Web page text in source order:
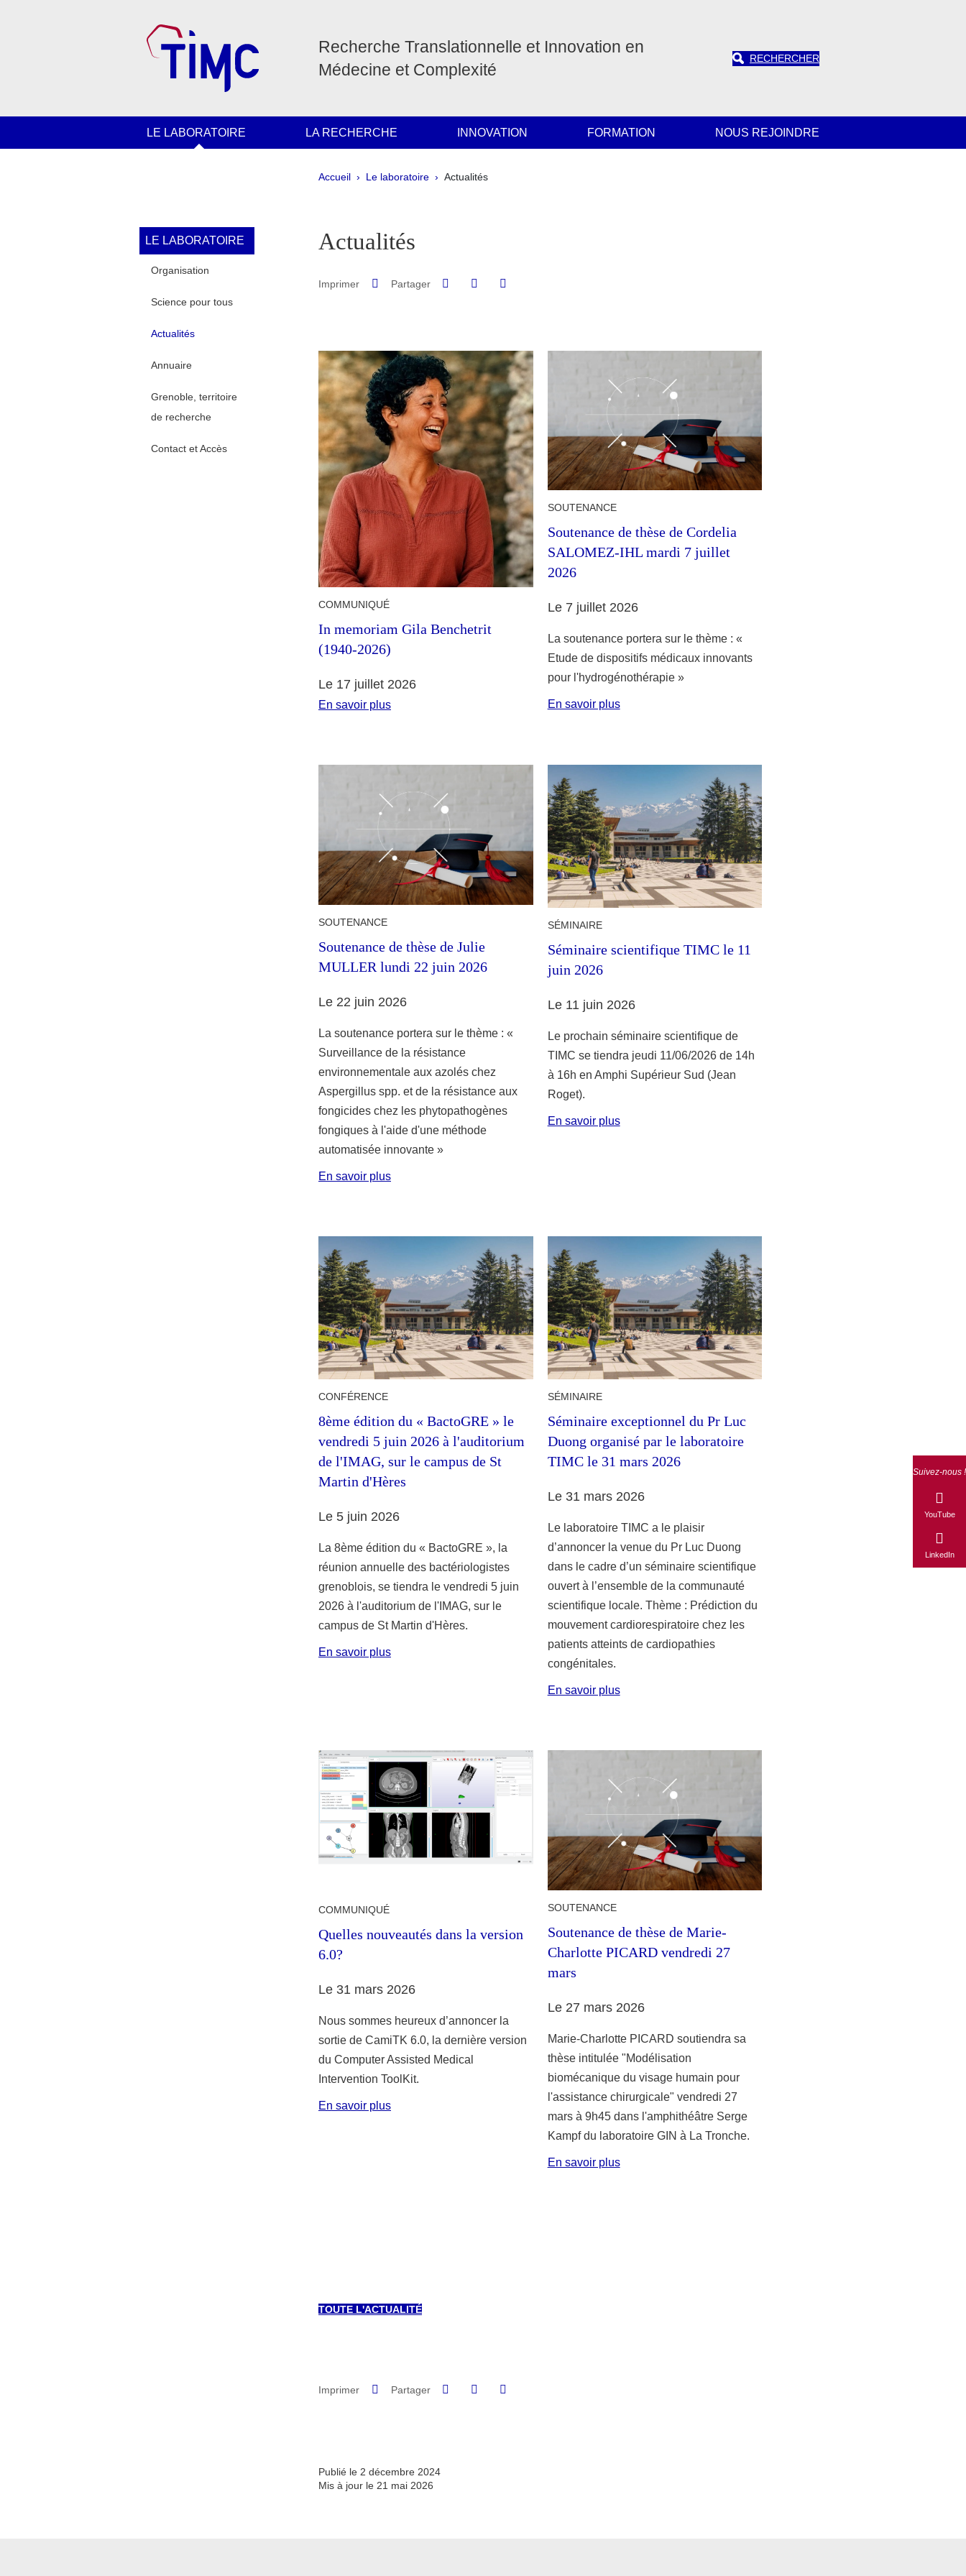
Suivez-nous !
YouTube
LinkedIn
Recherche Translationnelle et Innovation en
Médecine et Complexité
RECHERCHER
Navigation principale
LE LABORATOIRE LA RECHERCHE INNOVATION FORMATION NOUS REJOINDRE
Fil d'Ariane
Accueil Le laboratoire Actualités
Navigation principale Sidebar
LE LABORATOIRE
Organisation
Science pour tous
Actualités
Annuaire
Grenoble, territoire
de recherche
Contact et Accès
Actualités
Imprimer Partager Partager sur Facebook
Partager sur LinkedIn
COMMUNIQUÉ
In memoriam Gila Benchetrit
(1940-2026)
Le 17 juillet 2026
En savoir plus
SOUTENANCE
Soutenance de thèse de Cordelia
SALOMEZ-IHL mardi 7 juillet
2026
Le 7 juillet 2026
La soutenance portera sur le thème : «
Etude de dispositifs médicaux innovants
pour l'hydrogénothérapie »
En savoir plus
SOUTENANCE
Soutenance de thèse de Julie
MULLER lundi 22 juin 2026
Le 22 juin 2026
La soutenance portera sur le thème : «
Surveillance de la résistance
environnementale aux azolés chez
Aspergillus spp. et de la résistance aux
fongicides chez les phytopathogènes
fongiques à l'aide d'une méthode
automatisée innovante »
En savoir plus
SÉMINAIRE
Séminaire scientifique TIMC le 11
juin 2026
Le 11 juin 2026
Le prochain séminaire scientifique de
TIMC se tiendra jeudi 11/06/2026 de 14h
à 16h en Amphi Supérieur Sud (Jean
Roget).
En savoir plus
CONFÉRENCE
8ème édition du « BactoGRE » le
vendredi 5 juin 2026 à l'auditorium
de l'IMAG, sur le campus de St
Martin d'Hères
Le 5 juin 2026
La 8ème édition du « BactoGRE », la
réunion annuelle des bactériologistes
grenoblois, se tiendra le vendredi 5 juin
2026 à l'auditorium de l'IMAG, sur le
campus de St Martin d'Hères.
En savoir plus
SÉMINAIRE
Séminaire exceptionnel du Pr Luc
Duong organisé par le laboratoire
TIMC le 31 mars 2026
Le 31 mars 2026
Le laboratoire TIMC a le plaisir
d’annoncer la venue du Pr Luc Duong
dans le cadre d’un séminaire scientifique
ouvert à l’ensemble de la communauté
scientifique locale. Thème : Prédiction du
mouvement cardiorespiratoire chez les
patients atteints de cardiopathies
congénitales.
En savoir plus
COMMUNIQUÉ
Quelles nouveautés dans la version
6.0?
Le 31 mars 2026
Nous sommes heureux d’annoncer la
sortie de CamiTK 6.0, la dernière version
du Computer Assisted Medical
Intervention ToolKit.
En savoir plus
SOUTENANCE
Soutenance de thèse de Marie-
Charlotte PICARD vendredi 27
mars
Le 27 mars 2026
Marie-Charlotte PICARD soutiendra sa
thèse intitulée "Modélisation
biomécanique du visage humain pour
l'assistance chirurgicale" vendredi 27
mars à 9h45 dans l'amphithéâtre Serge
Kampf du laboratoire GIN à La Tronche.
En savoir plus
TOUTE L'ACTUALITÉ
Imprimer Partager Partager sur Facebook
Partager sur LinkedIn
Publié le 2 décembre 2024
Mis à jour le 21 mai 2026